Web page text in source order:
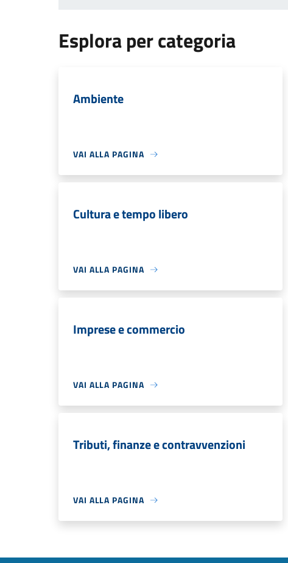
Esplora per categoria
Ambiente
VAI ALLA PAGINA
Cultura e tempo libero
VAI ALLA PAGINA
Imprese e commercio
VAI ALLA PAGINA
Tributi, finanze e contravvenzioni
VAI ALLA PAGINA